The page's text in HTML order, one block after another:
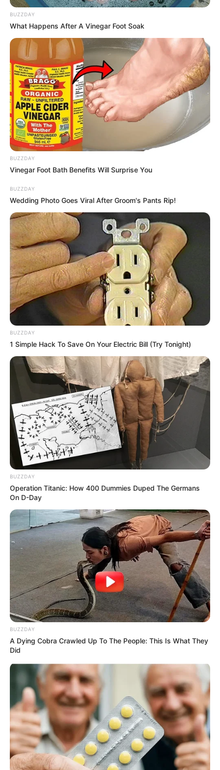
BUZZDAY
What Happens After A Vinegar Foot Soak
BUZZDAY
Vinegar Foot Bath Benefits Will Surprise You
BUZZDAY
Wedding Photo Goes Viral After Groom's Pants Rip!
BUZZDAY
1 Simple Hack To Save On Your Electric Bill (Try Tonight)
BUZZDAY
Operation Titanic: How 400 Dummies Duped The Germans
On D-Day
BUZZDAY
A Dying Cobra Crawled Up To The People: This Is What They
Did